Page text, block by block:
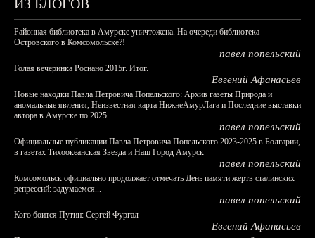
ИЗ БЛОГОВ
Районная библиотека в Амурске уничтожена. На очереди библиотека
Островского в Комсомольске?!
павел попельский
Голая вечеринка Роснано 2015г. Итог.
Евгений Афанасьев
Новые находки Павла Петровича Попельского: Архив газеты Природа и
аномальные явления, Неизвестная карта НижнеАмурЛага и Последние выставки
автора в Амурске по 2025
павел попельский
Официальные публикации Павла Петровича Попельского 2023-2025 в Болгарии,
в газетах Тихоокеанская Звезда и Наш Город Амурск
павел попельский
Комсомольск официально продолжает отмечать День памяти жертв сталинских
репрессий: задумаемся...
павел попельский
Кого боится Путин: Сергей Фургал
Евгений Афанасьев